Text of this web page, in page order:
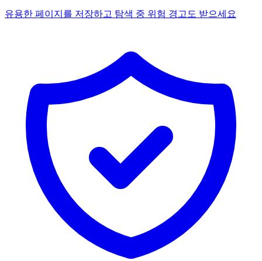
유용한 페이지를 저장하고 탐색 중 위험 경고도 받으세요